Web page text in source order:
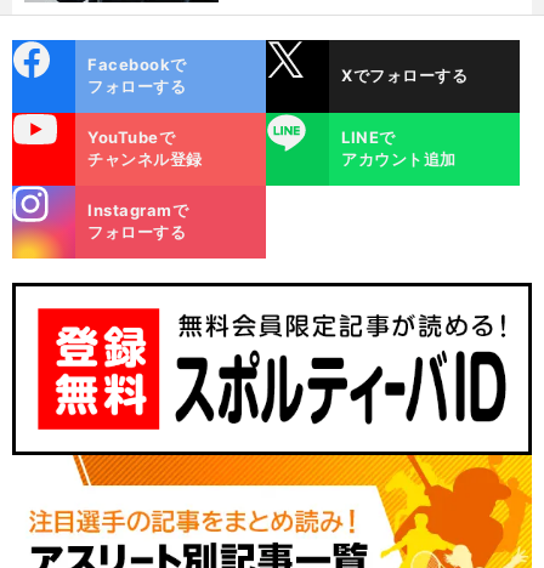
ok
Facebookで
フォローする
Xでフォローする
YouTubeで
チャンネル登録
LINE
LINEで
アカウント追加
m
Instagramで
フォローする